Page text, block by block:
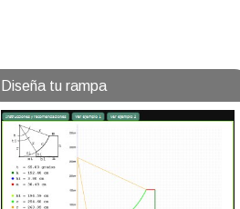
Diseña tu rampa